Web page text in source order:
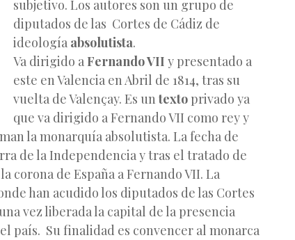
subjetivo. Los autores son un grupo de
diputados de las Cortes de Cádiz de
ideología absolutista.
Va dirigido a Fernando VII y presentado a
este en Valencia en Abril de 1814, tras su
vuelta de Valençay. Es untexto privado ya
que va dirigido a Fernando VII como rey y
la monarquía absolutista. La fecha de
de la Independencia y tras el tratado de
corona de España a Fernando VII. La
han acudido los diputados de las Cortes
vez liberada la capital de la presencia
país. Su finalidad es convencer al monarca